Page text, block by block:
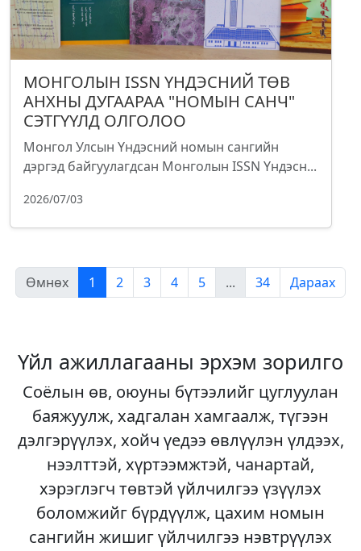
МОНГОЛЫН ISSN ҮНДЭСНИЙ ТӨВ
АНХНЫ ДУГААРАА "НОМЫН САНЧ"
СЭТГҮҮЛД ОЛГОЛОО
Монгол Улсын Үндэсний номын сангийн
дэргэд байгуулагдсан Монголын ISSN Үндэсн...
2026/07/03
Өмнөх 1 2 3 4 5 ... 34 Дараах
Үйл ажиллагааны эрхэм зорилго
Соёлын өв, оюуны бүтээлийг цуглуулан
баяжуулж, хадгалан хамгаалж, түгээн
дэлгэрүүлэх, хойч үедээ өвлүүлэн үлдээх,
нээлттэй, хүртээмжтэй, чанартай,
хэрэглэгч төвтэй үйлчилгээ үзүүлэх
боломжийг бүрдүүлж, цахим номын
сангийн жишиг үйлчилгээ нэвтрүүлэх